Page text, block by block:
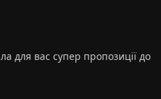
для вас супер пропозиції до